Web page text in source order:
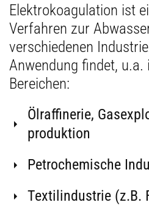
Elektrokoagulation ist
Verfahren zur
verschiedenen
Anwendung findet, u.a.
Bereichen:
Ölraffinerie,
produktion
Petrochemische
Textilindustrie (z.B.